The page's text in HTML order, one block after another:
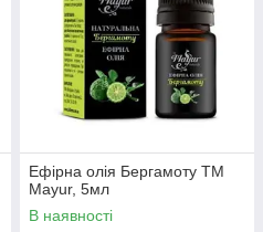
Ефірна олія Бергамоту ТМ
Mayur, 5мл
В наявності